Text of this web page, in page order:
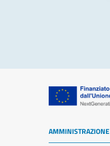
AMMINISTRAZIONE